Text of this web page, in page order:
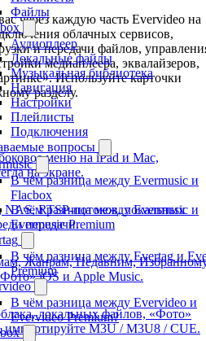
Файлы
Аудиоплеер
Локальные файлы
Музыкальная библиотека
Навигация
Настройки
Плейлисты
Подключения
вопросы
В чём разница между Evermusic и
Flacbox
В чём разница между Evermusic и
Evermusic Premium
В чём разница между Evertag и
Premium
В чём разница между Evervideo и
Evervideo Premium?
через каждую часть Evervideo на
облачных сервисов,
и передачи файлов,
медиаплеера, эквалайзеров,
Используйте карточки
разделу.
меню на iPad и Mac,
на экране.
NAS, RTSP-потоков, локальных
передачи.
Жанрам, Недавним,
iOS и Apple Music.
локальных файлов, «Фото»
M3U / M3U8 / CUE.